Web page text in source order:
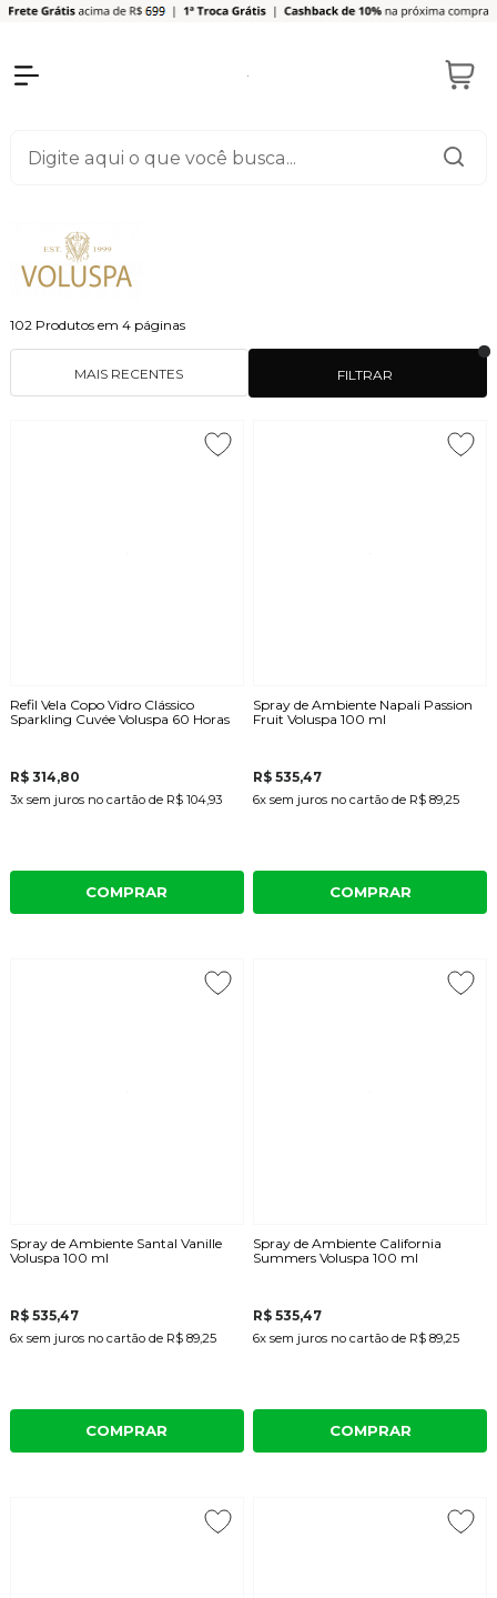
102 Produtos em 4 páginas
FILTRAR
MAIS RECENTES
Refil Vela Copo Vidro Clássico
Sparkling Cuvée Voluspa 60 Horas
R$ 314,80
3x sem juros no cartãode R$ 104,93
COMPRAR
Spray de Ambiente Napali Passion
Fruit Voluspa 100 ml
R$ 535,47
6x sem juros no cartão de R$ 89,25
COMPRAR
Spray de Ambiente Santal Vanille
Voluspa 100 ml
R$ 535,47
6x sem juros no cartãode R$ 89,25
COMPRAR
Spray de Ambiente California
Summers Voluspa 100 ml
R$ 535,47
6x sem juros no cartão de R$ 89,25
COMPRAR